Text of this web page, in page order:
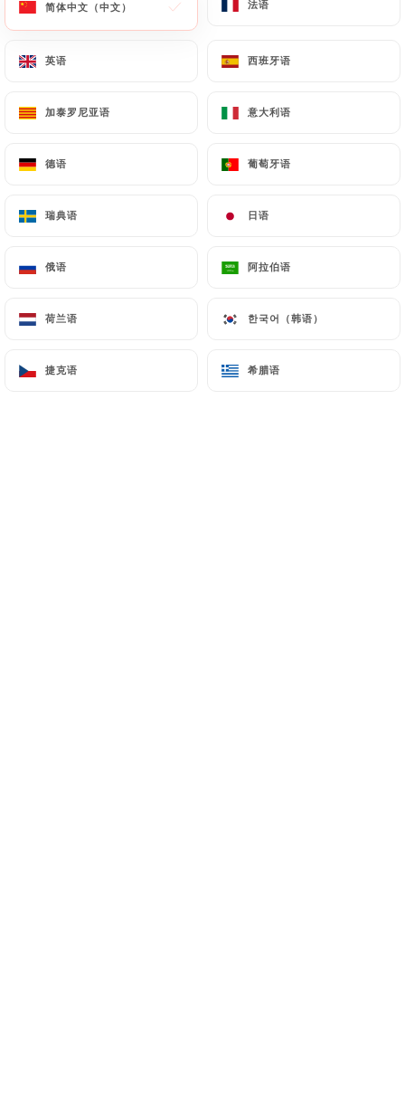
菜单
简体中文（中文） 法语
英语 西班牙语
加泰罗尼亚语 意大利语
德语 葡萄牙语
瑞典语 日语
俄语 阿拉伯语
荷兰语 한국어（韩语）
捷克语 希腊语
主页/联系人
Au Ti Breizh
简体中文（中文） 法语
英语 西班牙语
加泰罗尼亚语 意大利语
德语 葡萄牙语
瑞典语 日语
俄语 阿拉伯语
荷兰语 한국어（韩语）
捷克语 希腊语